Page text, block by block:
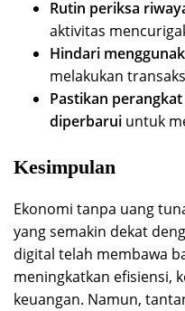
Rutin periksa
aktivitas
Hindari
melakukan
Pastikan
diperbarui untuk
Kesimpulan
Ekonomi tanpa uang
yang semakin dekat
digital telah membawa
meningkatkan efisiensi,
keuangan. Namun,